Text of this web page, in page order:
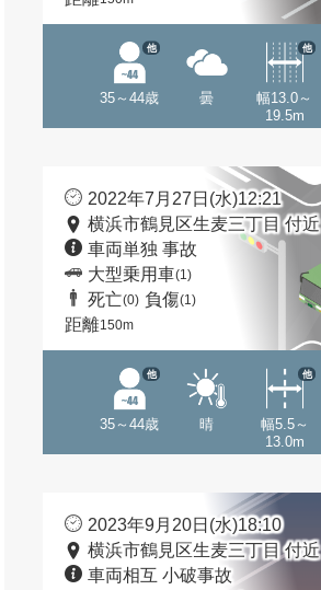
35～44歳
他
曇
幅13.0～
19.5m
他
2022年7月27日(水)12:21
横浜市鶴見区生麦三丁目 付近
車両単独 事故
大型乗用車(1)
死亡(0) 負傷(1)
距離150m
35～44歳
他
晴
幅5.5～
13.0m
他
2023年9月20日(水)18:10
横浜市鶴見区生麦三丁目 付近
車両相互 小破事故